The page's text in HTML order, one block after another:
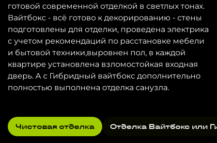
готовой современной отделкой в светлых тонах.
Вайтбокс - всё готово к декорированию - стены
подготовлены для отделки, проведена электрика
с учетом рекомендаций по расстановке мебели
и бытовой техники,выровнен пол, в каждой
квартире установлена взломостойкая входная
дверь. А с Гибридный вайтбокс дополнительно
полностью выполнена отделка санузла.
Чистовая отделка Отделка Вайтбокс или